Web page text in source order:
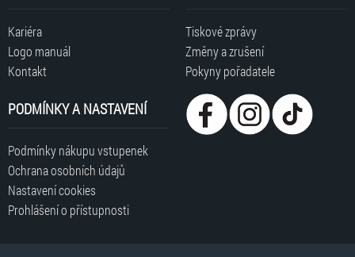
Kariéra
Logo manuál
Kontakt
Tiskové zprávy
Změny a zrušení
Pokyny pořadatele
PODMÍNKY A NASTAVENÍ
Podmínky nákupu vstupenek
Ochrana osobních údajů
Nastavení cookies
Prohlášení o přístupnosti